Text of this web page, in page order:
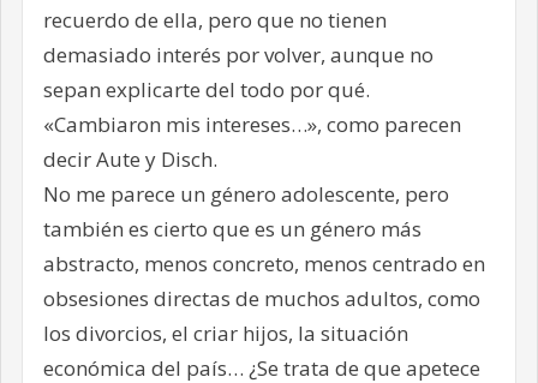
recuerdo de ella, pero que no tienen
demasiado interés por volver, aunque no
sepan explicarte del todo por qué.
«Cambiaron mis intereses…», como parecen
decir Aute y Disch.
No me parece un género adolescente, pero
también es cierto que es un género más
abstracto, menos concreto, menos centrado en
obsesiones directas de muchos adultos, como
los divorcios, el criar hijos, la situación
económica del país… ¿Se trata de que apetece